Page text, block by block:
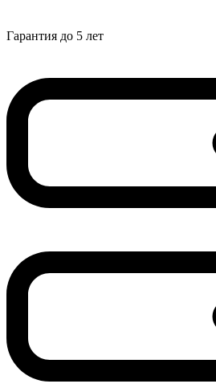
Гарантия до 5 лет